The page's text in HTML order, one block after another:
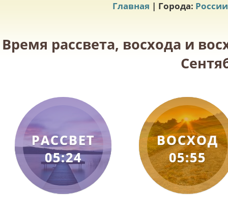
Главная | Города: России
Время рассвета, восхода и
РАССВЕТ
05:24
ВОСХОД
05:55